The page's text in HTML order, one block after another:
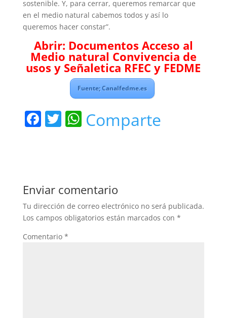
sostenible. Y, para cerrar, queremos remarcar que
en el medio natural cabemos todos y así lo
queremos hacer constar”.
Abrir: Documentos Acceso al
Medio natural Convivencia de
usos y Señaletica RFEC y FEDME
Fuente; Canalfedme.es
F
b
o
o
k
T W
A
p
p
Comparte
Enviar comentario
Tu dirección de correo electrónico no será publicada.
Los campos obligatorios están marcados con *
Comentario *